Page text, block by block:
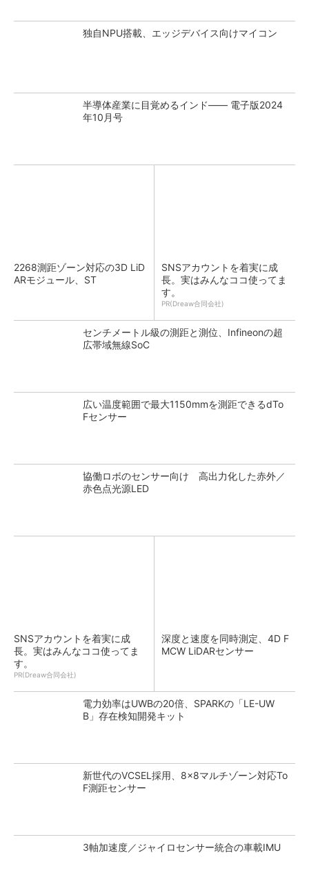
独自NPU搭載、エッジデバイス向けマイコン
半導体産業に目覚めるインド―― 電子版2024
年10月号
2268測距ゾーン対応の3D LiD
ARモジュール、ST
SNSアカウントを着実に成
長。実はみんなココ使ってま
す。
PR(Dreaw合同会社)
センチメートル級の測距と測位、Infineonの超
広帯域無線SoC
広い温度範囲で最大1150mmを測距できるdTo
Fセンサー
協働ロボのセンサー向け 高出力化した赤外／
赤色点光源LED
SNSアカウントを着実に成
長。実はみんなココ使ってま
す。
PR(Dreaw合同会社)
深度と速度を同時測定、4D F
MCW LiDARセンサー
電力効率はUWBの20倍、SPARKの「LE-UW
B」存在検知開発キット
新世代のVCSEL採用、8×8マルチゾーン対応To
F測距センサー
3軸加速度／ジャイロセンサー統合の車載IMU